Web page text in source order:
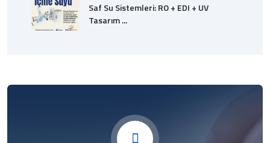
Saf Su Sistemleri: RO + EDI + UV
Tasarım ...